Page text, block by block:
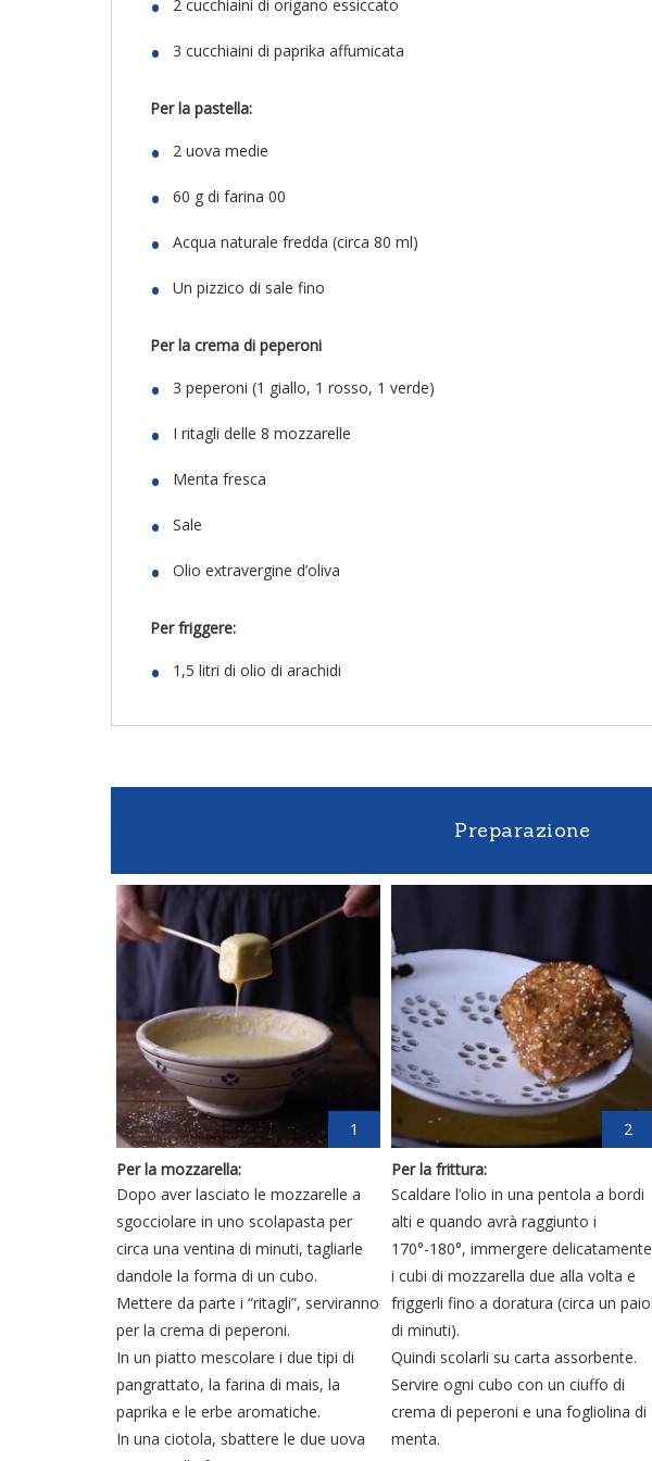
2 cucchiaini di origano essiccato
3 cucchiaini di paprika affumicata
Per la pastella:
2 uova medie
60 g di farina 00
Acqua naturale fredda (circa 80 ml)
Un pizzico di sale fino
Per la crema di peperoni
3 peperoni (1 giallo, 1 rosso, 1 verde)
I ritagli delle 8 mozzarelle
Menta fresca
Sale
Olio extravergine d’oliva
Per friggere:
1,5 litri di olio di arachidi
Preparazione
1
Per la mozzarella:
Dopo aver lasciato le mozzarelle a
sgocciolare in uno scolapasta per
circa una ventina di minuti, tagliarle
dandole la forma di un cubo.
Mettere da parte i “ritagli”, serviranno
per la crema di peperoni.
In un piatto mescolare i due tipi di
pangrattato, la farina di mais, la
paprika e le erbe aromatiche.
In una ciotola, sbattere le due uova
2
Per la frittura:
Scaldare l’olio in una pentola a bordi
alti e quando avrà raggiunto i
170°-180°, immergere delicatamente
i cubi di mozzarella due alla volta e
friggerli fino a doratura (circa un paio
di minuti).
Quindi scolarli su carta assorbente.
Servire ogni cubo con un ciuffo di
crema di peperoni e una fogliolina di
menta.